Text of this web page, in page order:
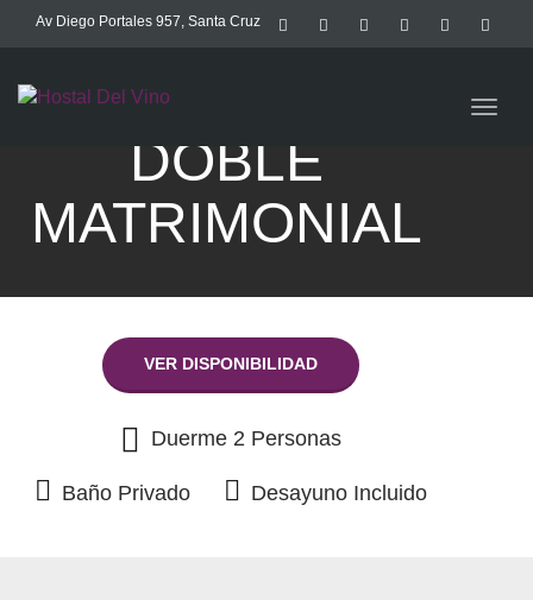
Av Diego Portales 957, Santa Cruz
HABITACIÓN
DOBLE
MATRIMONIAL
VER DISPONIBILIDAD
Duerme 2 Personas
Baño Privado Desayuno Incluido